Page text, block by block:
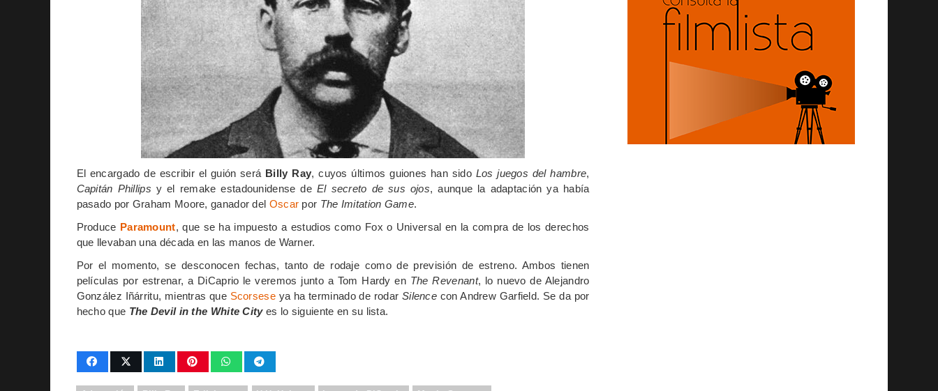
El encargado de escribir el guión será Billy Ray, cuyos últimos guiones han sido Los juegos del hambre,
Capitán Phillips y el remake estadounidense de El secreto de sus ojos, aunque la adaptación ya había
pasado por Graham Moore, ganador del Oscar por The Imitation Game.
Produce Paramount, que se ha impuesto a estudios como Fox o Universal en la compra de los derechos
que llevaban una década en las manos de Warner.
Por el momento, se desconocen fechas, tanto de rodaje como de previsión de estreno. Ambos tienen
películas por estrenar, a DiCaprio le veremos junto a Tom Hardy en The Revenant, lo nuevo de Alejandro
González Iñárritu, mientras que Scorseseya ha terminado de rodar Silence con Andrew Garfield. Se da por
hecho que The Devil in the White Cityes lo siguiente en su lista.